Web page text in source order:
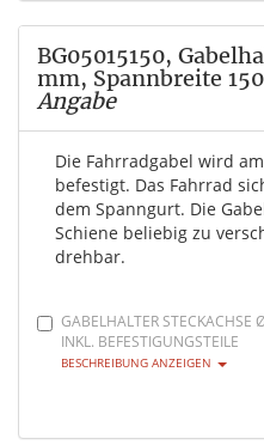
BG05015150,
mm, Spannbreite
Angabe
Die Fahrradgabel wird
befestigt. Das Fahrrad
dem Spanngurt. Die
Schiene beliebig zu
drehbar.
GABELHALTER
INKL. BEFESTIGUNGSTEILE
BESCHREIBUNG ANZEIGEN